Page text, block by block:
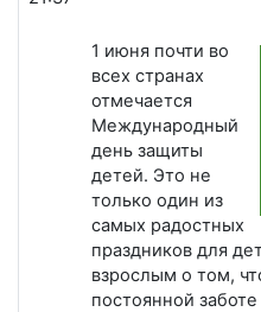
1 июня почти во
всех странах
отмечается
Международный
день защиты
детей. Это не
только один из
самых радостных
праздников для
взрослым о том,
постоянной